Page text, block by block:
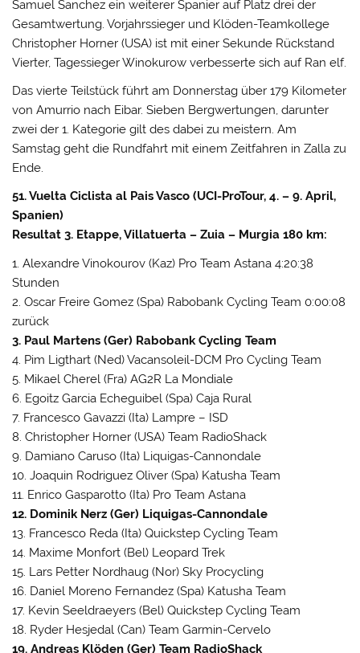
Samuel Sanchez ein weiterer Spanier auf Platz drei der
Gesamtwertung. Vorjahrssieger und Klöden-Teamkollege
Christopher Horner (USA) ist mit einer Sekunde Rückstand
Vierter, Tagessieger Winokurow verbesserte sich auf Ran elf.
Das vierte Teilstück führt am Donnerstag über 179 Kilometer
von Amurrio nach Eibar. Sieben Bergwertungen, darunter
zwei der 1. Kategorie gilt des dabei zu meistern. Am
Samstag geht die Rundfahrt mit einem Zeitfahren in Zalla zu
Ende.
51. Vuelta Ciclista al Pais Vasco (UCI-ProTour, 4. – 9. April,
Spanien)
Resultat 3. Etappe, Villatuerta – Zuia – Murgia 180 km:
1. Alexandre Vinokourov (Kaz) Pro Team Astana 4:20:38
Stunden
2. Oscar Freire Gomez (Spa) Rabobank Cycling Team 0:00:08
zurück
3. Paul Martens (Ger) Rabobank Cycling Team
4. Pim Ligthart (Ned) Vacansoleil-DCM Pro Cycling Team
5. Mikael Cherel (Fra) AG2R La Mondiale
6. Egoitz Garcia Echeguibel (Spa) Caja Rural
7. Francesco Gavazzi (Ita) Lampre – ISD
8. Christopher Horner (USA) Team RadioShack
9. Damiano Caruso (Ita) Liquigas-Cannondale
10. Joaquin Rodriguez Oliver (Spa) Katusha Team
11. Enrico Gasparotto (Ita) Pro Team Astana
12. Dominik Nerz (Ger) Liquigas-Cannondale
13. Francesco Reda (Ita) Quickstep Cycling Team
14. Maxime Monfort (Bel) Leopard Trek
15. Lars Petter Nordhaug (Nor) Sky Procycling
16. Daniel Moreno Fernandez (Spa) Katusha Team
17. Kevin Seeldraeyers (Bel) Quickstep Cycling Team
18. Ryder Hesjedal (Can) Team Garmin-Cervelo
19. Andreas Klöden (Ger) Team RadioShack